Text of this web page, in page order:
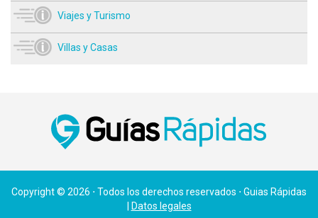
Viajes y Turismo
Villas y Casas
Copyright © 2026 ⋅ Todos los derechos reservados ⋅ Guias Rápidas
| Datos legales